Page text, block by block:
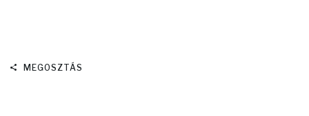
MEGOSZTÁS